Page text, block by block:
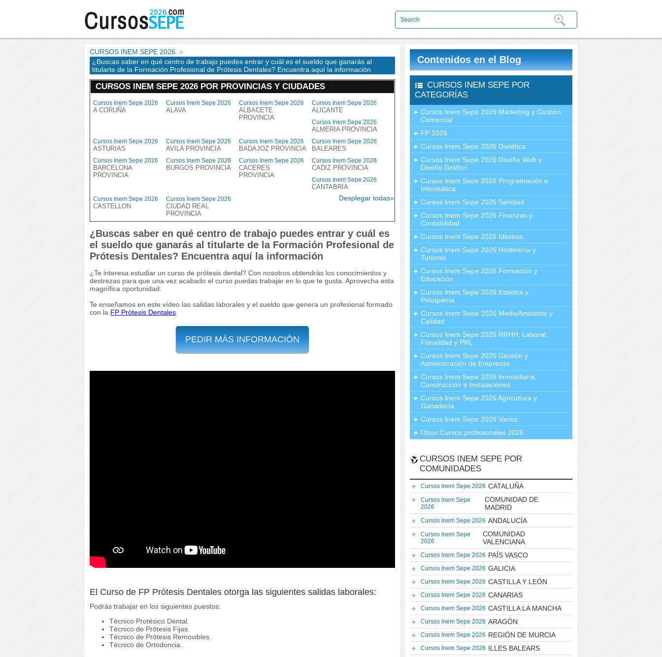
CURSOS INEM SEPE 2026
¿Buscas saber en qué centro de trabajo puedes entrar y cuál es el sueldo que ganarás al
titularte de la Formación Profesional de Prótesis Dentales? Encuentra aquí la información
CURSOS INEM SEPE 2026 POR PROVINCIAS Y CIUDADES
Cursos Inem Sepe 2026
A CORUÑA
Cursos Inem Sepe 2026
ALAVA
Cursos Inem Sepe 2026
ALBACETE
PROVINCIA
Cursos Inem Sepe 2026
ALICANTE
Cursos Inem Sepe 2026
ALMERIA PROVINCIA
Cursos Inem Sepe 2026
ASTURIAS
Cursos Inem Sepe 2026
AVILA PROVINCIA
Cursos Inem Sepe 2026
BADAJOZ PROVINCIA
Cursos Inem Sepe 2026
BALEARES
Cursos Inem Sepe 2026
BARCELONA
PROVINCIA
Cursos Inem Sepe 2026
BURGOS PROVINCIA
Cursos Inem Sepe 2026
CACERES
PROVINCIA
Cursos Inem Sepe 2026
CADIZ PROVINCIA
Cursos Inem Sepe 2026
CANTABRIA
Cursos Inem Sepe 2026
CASTELLON
Cursos Inem Sepe 2026
CIUDAD REAL
PROVINCIA
Desplegar todas»
¿Buscas saber en qué centro de trabajo puedes entrar y cuál es
el sueldo que ganarás al titularte de la Formación Profesional de
Prótesis Dentales? Encuentra aquí la información
¿Te interesa estudiar un curso de prótesis dental? Con nosotros obtendrás los conocimientos y
destrezas para que una vez acabado el curso puedas trabajar en lo que te gusta. Aprovecha esta
magnífica oportunidad.
Te enseñamos en este vídeo las salidas laborales y el sueldo que genera un profesional formado
con la FP Prótesis Dentales
PEDIR MÁS INFORMACIÓN
El Curso de FP Prótesis Dentales otorga las siguientes salidas laborales:
Podrás trabajar en los siguientes puestos:
Técnico Protésico Dental.
Técnico de Prótesis Fijas.
Técnico de Prótesis Removibles.
Técnico de Ortodoncia.
Contenidos en el Blog
CURSOS INEM SEPE POR
CATEGORÍAS
Cursos Inem Sepe 2026 Márketing y Gestión
Comercial
FP 2026
Cursos Inem Sepe 2026 Dietética
Cursos Inem Sepe 2026 Diseño Web y
Diseño Gráfico
Cursos Inem Sepe 2026 Programación e
Informática
Cursos Inem Sepe 2026 Sanidad
Cursos Inem Sepe 2026 Finanzas y
Contabilidad
Cursos Inem Sepe 2026 Idiomas
Cursos Inem Sepe 2026 Hostelería y
Turismo
Cursos Inem Sepe 2026 Formación y
Educación
Cursos Inem Sepe 2026 Estética y
Peluquería
Cursos Inem Sepe 2026 MedioAmbiente y
Calidad
Cursos Inem Sepe 2026 RRHH, Laboral,
Fiscalidad y PRL
Cursos Inem Sepe 2026 Gestión y
Administración de Empresas
Cursos Inem Sepe 2026 Inmobiliaria,
Construcción e Instalaciones
Cursos Inem Sepe 2026 Agricultura y
Ganadería
Cursos Inem Sepe 2026 Varios
Otros Cursos profesionales 2026
CURSOS INEM SEPE POR
COMUNIDADES
Cursos Inem Sepe 2026 CATALUÑA
Cursos Inem Sepe
2026
COMUNIDAD DE
MADRID
Cursos Inem Sepe 2026 ANDALUCÍA
Cursos Inem Sepe
2026
COMUNIDAD
VALENCIANA
Cursos Inem Sepe 2026 PAÍS VASCO
Cursos Inem Sepe 2026 GALICIA
Cursos Inem Sepe 2026 CASTILLA Y LEÓN
Cursos Inem Sepe 2026 CANARIAS
Cursos Inem Sepe 2026 CASTILLA LA MANCHA
Cursos Inem Sepe 2026 ARAGÓN
Cursos Inem Sepe 2026 REGIÓN DE MURCIA
Cursos Inem Sepe 2026 ILLES BALEARS